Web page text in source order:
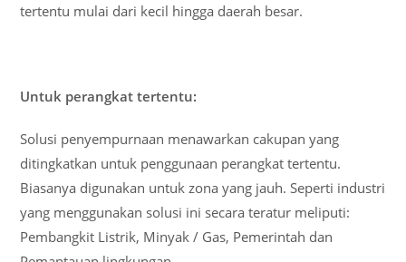
tertentu mulai dari kecil hingga daerah besar.
Untuk perangkat tertentu:
Solusi penyempurnaan menawarkan cakupan yang
ditingkatkan untuk penggunaan perangkat tertentu.
Biasanya digunakan untuk zona yang jauh. Seperti industri
yang menggunakan solusi ini secara teratur meliputi:
Pembangkit Listrik, Minyak / Gas, Pemerintah dan